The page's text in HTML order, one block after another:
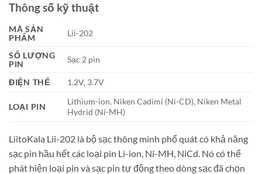
Thông số kỹ thuật
MÃ SẢN
PHẨM
Lii-202
SỐ LƯỢNG
PIN
Sạc 2 pin
ĐIỆN THẾ 1.2V, 3.7V
LOẠI PIN
Lithium-ion, Niken Cadimi (Ni-CD), Niken Metal
Hydrid (Ni-MH)
LiitoKala Lii-202 là bộ sạc thông minh phổ quát có khả năng
sạc pin hầu hết các loại pin Li-ion, Ni-MH, NiCd. Nó có thể
phát hiện loại pin và sạc pin tự động theo dòng sạc đã chọn